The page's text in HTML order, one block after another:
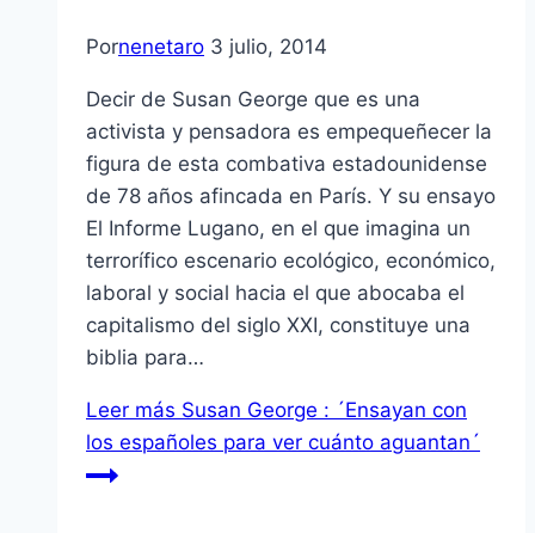
Pornenetaro 3 julio, 2014
Decir de Susan George que es una
activista y pensadora es empequeñecer la
figura de esta combativa estadounidense
de 78 años afincada en París. Y su ensayo
El Informe Lugano, en el que imagina un
terrorífico escenario ecológico, económico,
laboral y social hacia el que abocaba el
capitalismo del siglo XXI, constituye una
biblia para…
Leer más Susan George : ´Ensayan con
los españoles para ver cuánto aguantan´